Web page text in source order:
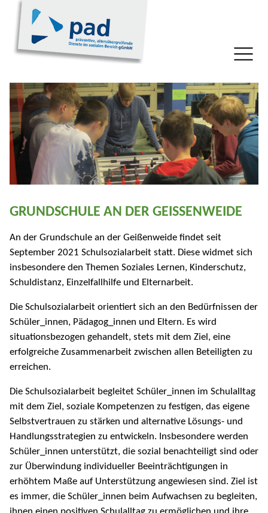
GRUNDSCHULE AN DER GEISSENWEIDE
An der Grundschule an der Geißenweide findet seit
September 2021 Schulsozialarbeit statt. Diese widmet sich
insbesondere den Themen Soziales Lernen, Kinderschutz,
Schuldistanz, Einzelfallhilfe und Elternarbeit.
Die Schulsozialarbeit orientiert sich an den Bedürfnissen der
Schüler_innen, Pädagog_innen und Eltern. Es wird
situationsbezogen gehandelt, stets mit dem Ziel, eine
erfolgreiche Zusammenarbeit zwischen allen Beteiligten zu
erreichen.
Die Schulsozialarbeit begleitet Schüler_innen im Schulalltag
mit dem Ziel, soziale Kompetenzen zu festigen, das eigene
Selbstvertrauen zu stärken und alternative Lösungs- und
Handlungsstrategien zu entwickeln. Insbesondere werden
Schüler_innen unterstützt, die sozial benachteiligt sind oder
zur Überwindung individueller Beeinträchtigungen in
erhöhtem Maße auf Unterstützung angewiesen sind. Ziel ist
es immer, die Schüler_innen beim Aufwachsen zu begleiten,